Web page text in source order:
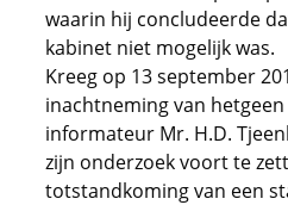
waarin hij concludeerde
kabinet niet mogelijk was.
Kreeg op 13 september
inachtneming van
informateur Mr. H.D.
zijn onderzoek voort te
totstandkoming van een